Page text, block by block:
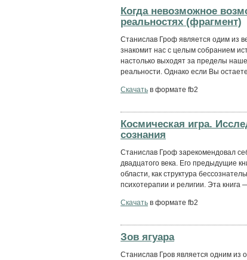
Когда невозможное
реальностях (фрагмент)
Станислав Гроф является одим из
знакомит нас с целым собранием
настолько выходят за пределы
реальности. Однако если Вы
Скачать в формате fb2
Космическая игра.
сознания
Станислав Гроф зарекомендовал
двадцатого века. Его предыдущие
области, как структура
психотерапии и религии. Эта книга
Скачать в формате fb2
Зов ягуара
Станислав Гров является одним из